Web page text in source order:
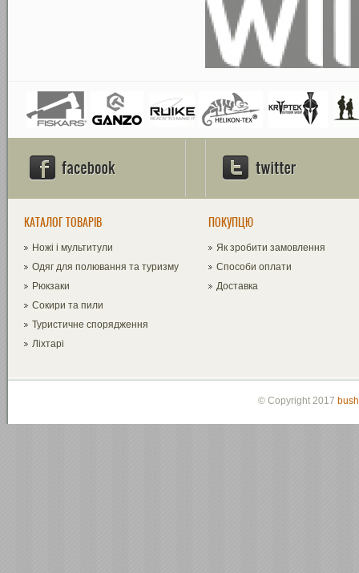
КАТАЛОГ ТОВАРІВ
Ножі і мультитули
Одяг для полювання та туризму
Рюкзаки
Сокири та пили
Туристичне спорядження
Ліхтарі
ПОКУПЦЮ
Як зробити замовлення
Способи оплати
Доставка
© Copyright 2017